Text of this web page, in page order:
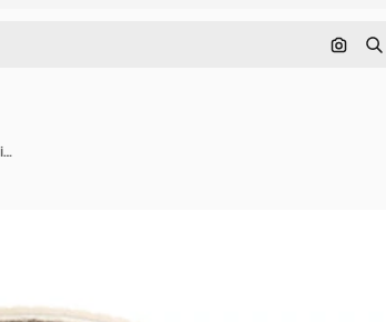
Cerca
Primo piano fotografato sul dollaro della moneta bianca venticinque centesimi di quarto americano